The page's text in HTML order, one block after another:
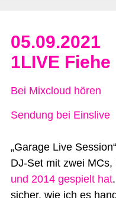
05.09.2021
1LIVE Fiehe
Bei Mixcloud hören
Sendung bei Einslive
„Garage Live
DJ-Set mit zwei
und 2014 gespielt hat
sicher, wie ich es